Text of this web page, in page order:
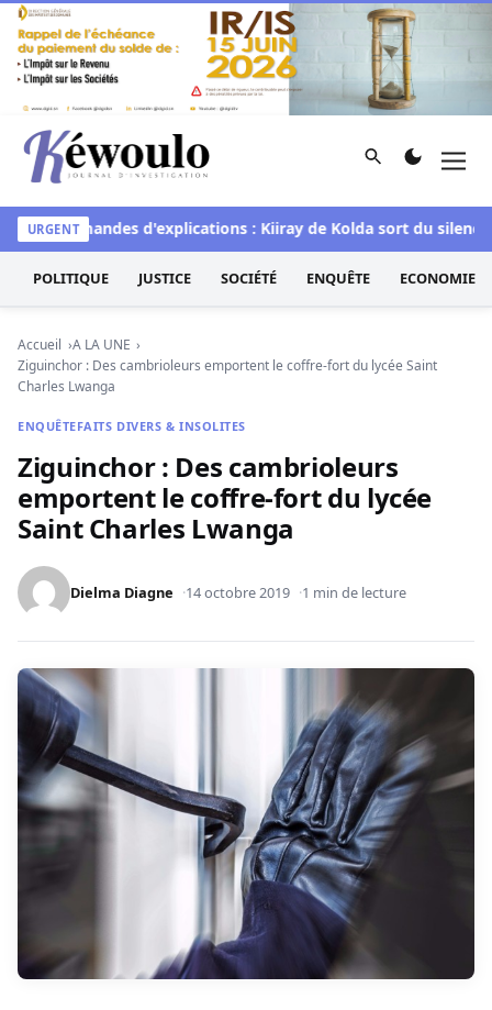
Aller au contenu
Kéwoulo, le premier site d'information et d'investigation
Rechercher
URGENT
demandes d'explications : Kiiray de Kolda sort du silence et
POLITIQUE JUSTICE SOCIÉTÉ ENQUÊTE ECONOMIE
Accueil
A LA UNE
Ziguinchor : Des cambrioleurs emportent le coffre-fort du lycée Saint
Charles Lwanga
ENQUÊTEFAITS DIVERS & INSOLITES
Ziguinchor : Des cambrioleurs
emportent le coffre-fort du lycée
Saint Charles Lwanga
Dielma Diagne 14 octobre 2019 1 min de lecture